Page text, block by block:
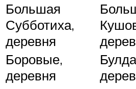
Большая
Субботиха,
деревня
Боровые,
деревня